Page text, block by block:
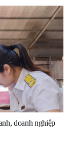
doanh nghiệp